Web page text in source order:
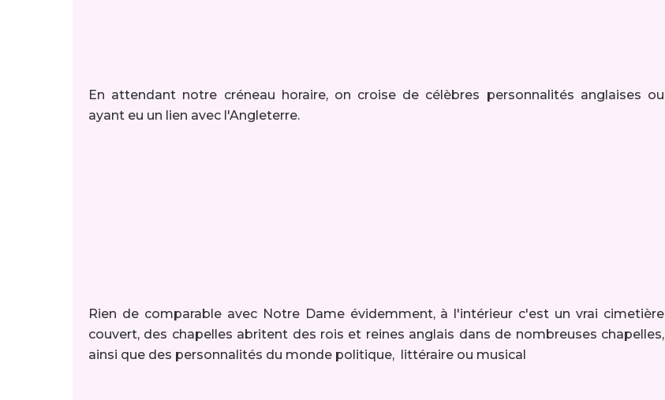
En attendant notre créneau horaire, on croise de célèbres personnalités anglaises ou
ayant eu un lien avec l'Angleterre.
Rien de comparable avec Notre Dame évidemment, à l'intérieur c'est un vrai cimetière
couvert, des chapelles abritent des rois et reines anglais dans de nombreuses chapelles,
ainsi que des personnalités du monde politique, littéraire ou musical